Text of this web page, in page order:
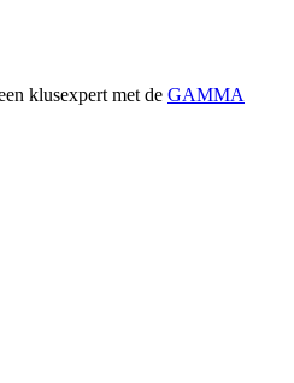
klusexpert met de GAMMA